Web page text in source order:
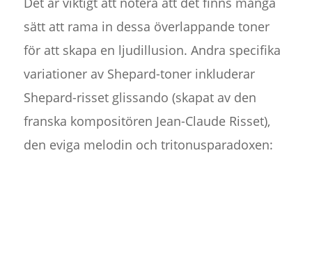
sätt att rama in dessa överlappande toner
för att skapa en ljudillusion. Andra specifika
variationer av Shepard-toner inkluderar
Shepard-risset glissando (skapat av den
franska kompositören Jean-Claude Risset),
den eviga melodin och tritonusparadoxen: